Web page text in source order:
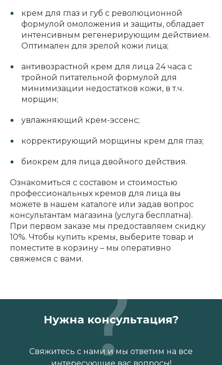
крем для глаз и губ с революционной
формулой омоложения и защиты, обладает
интенсивным регенерирующим действием.
Оптимален для зрелой кожи лица;
антивозрастной крем для лица 24 часа с
тройной питательной формулой для
минимизации недостатков кожи, в т.ч.
морщин;
увлажняющий крем-эссенс;
корректирующий морщины крем для глаз;
биокрем для лица двойного действия.
Ознакомиться с составом и стоимостью
профессиональных кремов для лица вы
можете в нашем каталоге или задав вопрос
консультантам магазина (услуга бесплатна).
При первом заказе мы предоставляем скидку
10%. Чтобы купить кремы, выберите товар и
поместите в корзину – мы оперативно
свяжемся с вами.
Нужна консультация?
Свяжитесь с нами и мы ответим на все